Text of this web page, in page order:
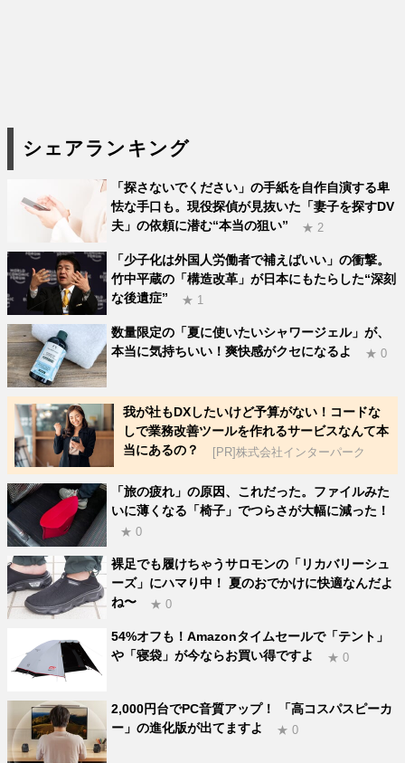
シェアランキング
「探さないでください」の手紙を自作自演する卑
怯な手口も。現役探偵が見抜いた「妻子を探すDV
夫」の依頼に潜む“本当の狙い”
★ 2
「少子化は外国人労働者で補えばいい」の衝撃。
竹中平蔵の「構造改革」が日本にもたらした“深刻
な後遺症”
★ 1
数量限定の「夏に使いたいシャワージェル」が、
本当に気持ちいい！爽快感がクセになるよ
★ 0
我が社もDXしたいけど予算がない！コードな
しで業務改善ツールを作れるサービスなんて本
当にあるの？
[PR]株式会社インターパーク
「旅の疲れ」の原因、これだった。ファイルみた
いに薄くなる「椅子」でつらさが大幅に減った！
★ 0
裸足でも履けちゃうサロモンの「リカバリーシュ
ーズ」にハマり中！ 夏のおでかけに快適なんだよ
ね〜
★ 0
54%オフも！Amazonタイムセールで「テント」
や「寝袋」が今ならお買い得ですよ
★ 0
2,000円台でPC音質アップ！ 「高コスパスピーカ
ー」の進化版が出てますよ
★ 0